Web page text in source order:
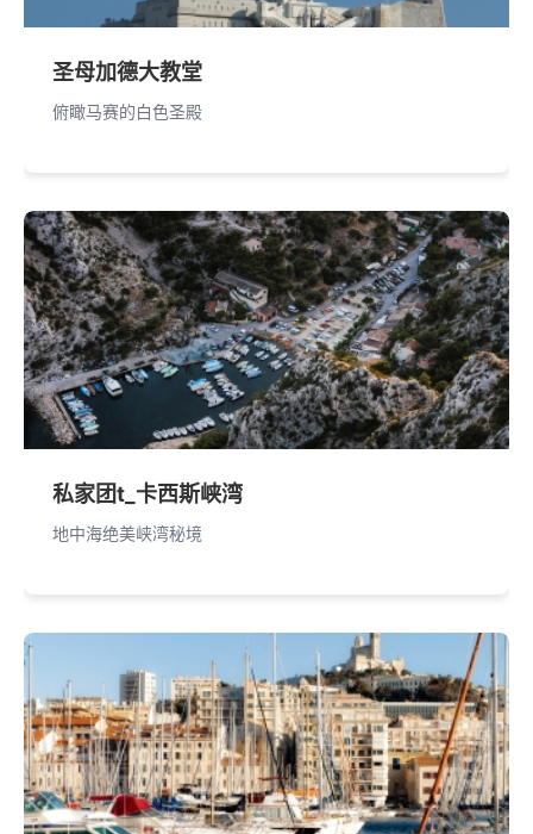
圣母加德大教堂
俯瞰马赛的白色圣殿
私家团t_卡西斯峡湾
地中海绝美峡湾秘境